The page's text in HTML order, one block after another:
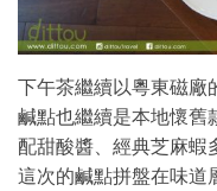
下午茶繼續以粵東磁廠
鹹點也繼續是本地懷舊
配甜酸醬、經典芝麻蝦
這次的鹹點拼盤在味道